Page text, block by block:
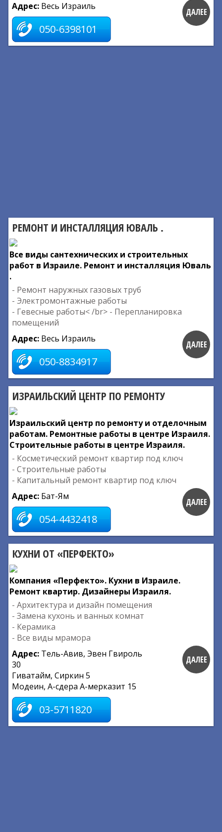
Адрес: Весь Израиль
050-6398101
ДАЛЕЕ
РЕМОНТ И ИНСТАЛЛЯЦИЯ ЮВАЛЬ .
Все виды сантехнических и строительных
работ в Израиле. Ремонт и инсталляция Юваль
.
- Ремонт наружных газовых труб
- Электромонтажные работы
- Гевесные работы< /br> - Перепланировка
помещений
Адрес: Весь Израиль
050-8834917
ДАЛЕЕ
ИЗРАИЛЬСКИЙ ЦЕНТР ПО РЕМОНТУ
Израильский центр по ремонту и отделочным
работам. Ремонтные работы в центре Израиля.
Строительные работы в центре Израиля.
- Косметический ремонт квартир под ключ
- Строительные работы
- Капитальный ремонт квартир под ключ
Адрес: Бат-Ям
054-4432418
ДАЛЕЕ
КУХНИ ОТ «ПЕРФЕКТО»
Компания «Перфекто». Кухни в Израиле.
Ремонт квартир. Дизайнеры Израиля.
- Архитектура и дизайн помещения
- Замена кухонь и ванных комнат
- Керамика
- Все виды мрамора
Адрес: Тель-Авив, Эвен Гвироль
30
Гиватайм, Сиркин 5
Модеин, А-сдера А-мерказит 15
03-5711820
ДАЛЕЕ